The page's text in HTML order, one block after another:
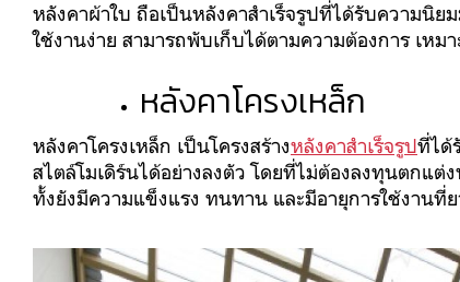
หลังคาผ้าใบ ถือเป็นหลังคาสำเร็จรูปที่ได้รับความนิ
ใช้งานง่าย สามารถพับเก็บได้ตามความต้องการ เห
หลังคาโครงเหล็ก
หลังคาโครงเหล็ก เป็นโครงสร้างหลังคาสำเร็จรูปที่ได้
สไตล์โมเดิร์นได้อย่างลงตัว โดยที่ไม่ต้องลงทุนตกแต่
ทั้งยังมีความแข็งแรง ทนทาน และมีอายุการใช้งานที่